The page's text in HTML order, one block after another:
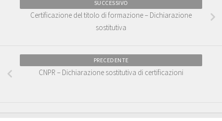
SUCCESSIVO
Certificazione del titolo di formazione – Dichiarazione
sostitutiva
PRECEDENTE
CNPR – Dichiarazione sostitutiva di certificazioni